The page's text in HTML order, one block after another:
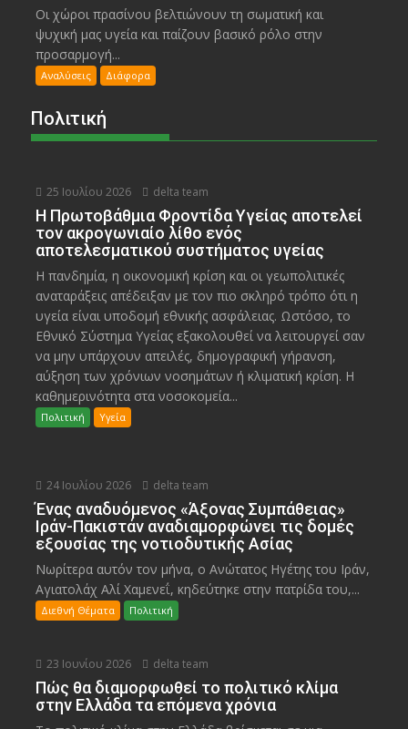
Οι χώροι πρασίνου βελτιώνουν τη σωματική και
ψυχική μας υγεία και παίζουν βασικό ρόλο στην
προσαρμογή...
Αναλύσεις Διάφορα
Πολιτική
25 Ιουλίου 2026 delta team
Η Πρωτοβάθμια Φροντίδα Υγείας αποτελεί
τον ακρογωνιαίο λίθο ενός
αποτελεσματικού συστήματος υγείας
Η πανδημία, η οικονομική κρίση και οι γεωπολιτικές
αναταράξεις απέδειξαν με τον πιο σκληρό τρόπο ότι η
υγεία είναι υποδομή εθνικής ασφάλειας. Ωστόσο, το
Εθνικό Σύστημα Υγείας εξακολουθεί να λειτουργεί σαν
να μην υπάρχουν απειλές, δημογραφική γήρανση,
αύξηση των χρόνιων νοσημάτων ή κλιματική κρίση. Η
καθημερινότητα στα νοσοκομεία...
Πολιτική Υγεία
24 Ιουλίου 2026 delta team
Ένας αναδυόμενος «Άξονας Συμπάθειας»
Ιράν-Πακιστάν αναδιαμορφώνει τις δομές
εξουσίας της νοτιοδυτικής Ασίας
Νωρίτερα αυτόν τον μήνα, ο Ανώτατος Ηγέτης του Ιράν,
Αγιατολάχ Αλί Χαμενεΐ, κηδεύτηκε στην πατρίδα του,...
Διεθνή Θέματα Πολιτική
23 Ιουνίου 2026 delta team
Πώς θα διαμορφωθεί το πολιτικό κλίμα
στην Ελλάδα τα επόμενα χρόνια